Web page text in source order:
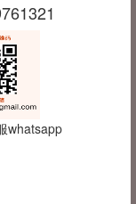
whatsapp